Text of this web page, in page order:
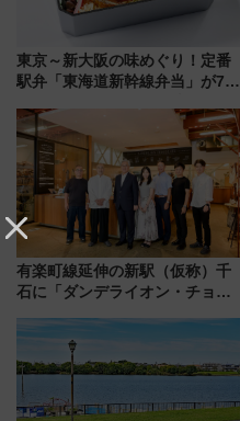
東京～新大阪の味めぐり！定番
駅弁「東海道新幹線弁当」が7月
有楽町線延伸の新駅（仮称）千
石に「ダンデライオン・チョコ
1億円出資で挑む新時代のまちづ
くりとは？